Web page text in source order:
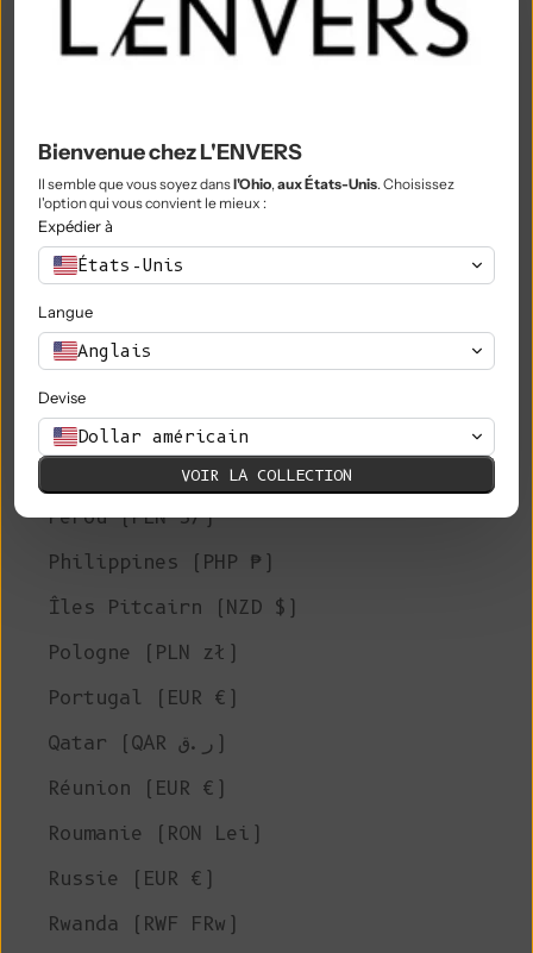
Nigeria (NGN ₦)
Niue (NZD $)
Macédoine du Nord (MKD ден)
Norvège (EUR €)
Oman (EUR €)
Pakistan (PKR ₨)
Territoires palestiniens (ILS ₪)
Papouasie-Nouvelle-Guinée (PGK K)
Paraguay (PYG ₲)
Pérou (PEN S/)
Philippines (PHP ₱)
Îles Pitcairn (NZD $)
Pologne (PLN zł)
Portugal (EUR €)
Qatar (QAR ر.ق)
Réunion (EUR €)
Roumanie (RON Lei)
Russie (EUR €)
Rwanda (RWF FRw)
Bienvenue chez L'ENVERS
Il semble que vous soyez dansl'Ohio, aux États-Unis. Choisissez
l'option qui vous convient le mieux :
Expédier à
États-Unis
Langue
Anglais
Devise
Dollar américain
VOIR LA COLLECTION